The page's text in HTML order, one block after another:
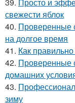
39. Просто и
свежести яблок
40. Проверенные
на долгое время
41. Как
42. Проверенные
домашних
43.
зиму